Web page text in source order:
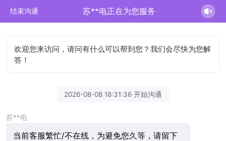
结束沟通 苏**电正在为您服务
欢迎您来访问，请问有什么可以帮到您？我们会尽快为您解
答！
2026-08-08 18:31:36 开始沟通
苏**电
当前客服繁忙/不在线，为避免您久等，请留下